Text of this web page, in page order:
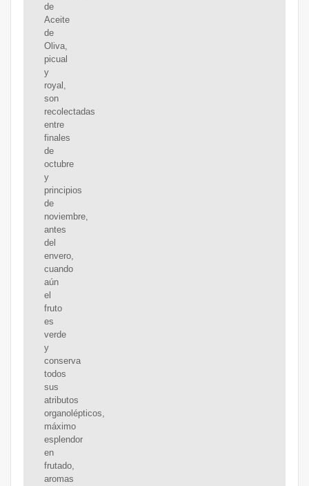
de
Aceite
de
Oliva,
picual
y
royal,
son
recolectadas
entre
finales
de
octubre
y
principios
de
noviembre,
antes
del
envero,
cuando
aún
el
fruto
es
verde
y
conserva
todos
sus
atributos
organolépticos,
máximo
esplendor
en
frutado,
aromas